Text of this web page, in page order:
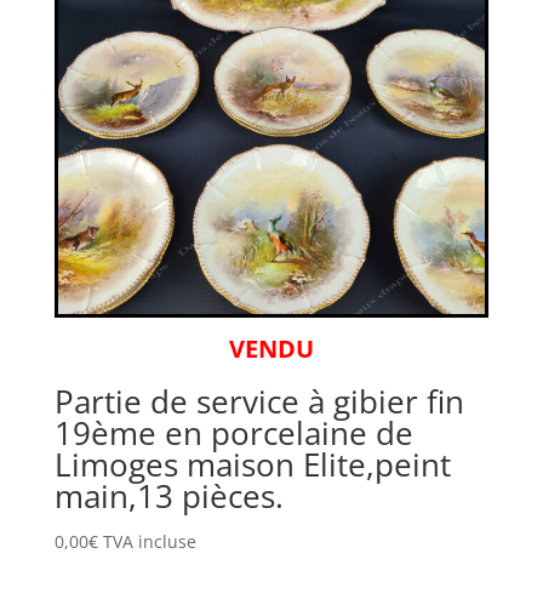
VENDU
Partie de service à gibier fin
19ème en porcelaine de
Limoges maison Elite,peint
main,13 pièces.
0,00€ TVA incluse